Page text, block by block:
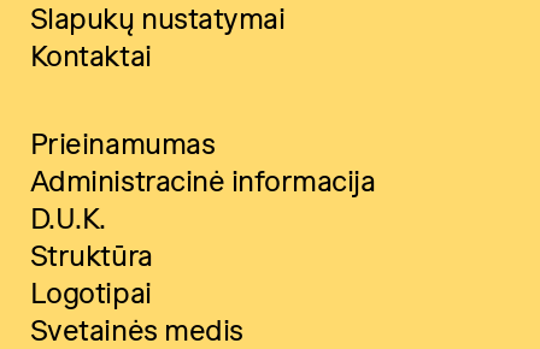
Slapukų nustatymai
Kontaktai
Prieinamumas
Administracinė informacija
D.U.K.
Struktūra
Logotipai
Svetainės medis